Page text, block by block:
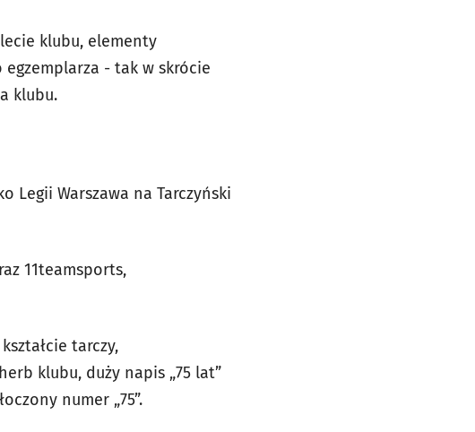
klubu, elementy
- tak w skrócie
klubu.
Legii Warszawa na Tarczyński
11teamsports,
tarczy,
klubu, duży napis „75 lat”
numer „75”.